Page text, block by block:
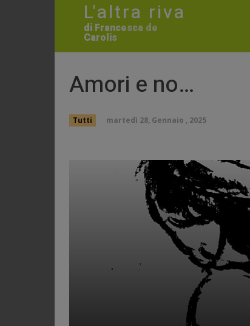
L'altra riva
di Francesca de
Carolis
Amori e no…
Tutti martedì 28, Gennaio , 2025